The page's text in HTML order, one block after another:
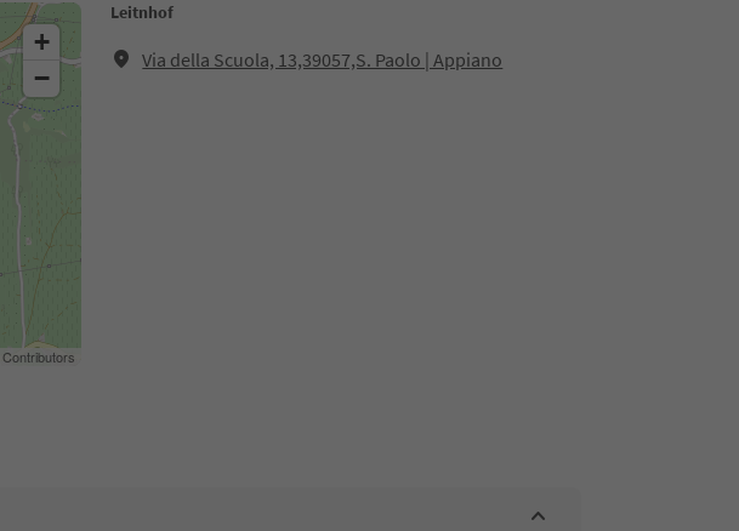
Leitnhof
Via della Scuola, 13,39057,S. Paolo | Appiano
+
−
Contributors